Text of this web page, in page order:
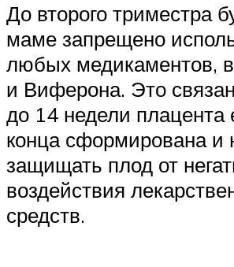
До второго триместра
маме запрещено
любых медикаментов,
и Виферона. Это
до 14 недели
конца сформирована и
защищать плод от
воздействия
средств.